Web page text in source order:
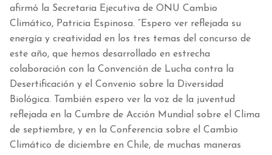
afirmó la Secretaria Ejecutiva de ONU Cambio
Climático, Patricia Espinosa. “Espero ver reflejada su
energía y creatividad en los tres temas del concurso de
este año, que hemos desarrollado en estrecha
colaboración con la Convención de Lucha contra la
Desertificación y el Convenio sobre la Diversidad
Biológica. También espero ver la voz de la juventud
reflejada en la Cumbre de Acción Mundial sobre el Clima
de septiembre, y en la Conferencia sobre el Cambio
Climático de diciembre en Chile, de muchas maneras